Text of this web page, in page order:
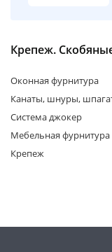
Крепеж.
Оконная фурнитура
Канаты, шнуры,
Система джокер
Мебельная фурнитура
Крепеж